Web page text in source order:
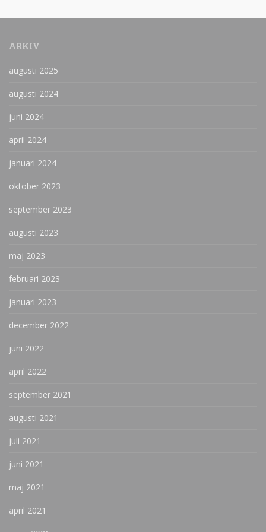
ARKIV
augusti 2025
augusti 2024
juni 2024
april 2024
januari 2024
oktober 2023
september 2023
augusti 2023
maj 2023
februari 2023
januari 2023
december 2022
juni 2022
april 2022
september 2021
augusti 2021
juli 2021
juni 2021
maj 2021
april 2021